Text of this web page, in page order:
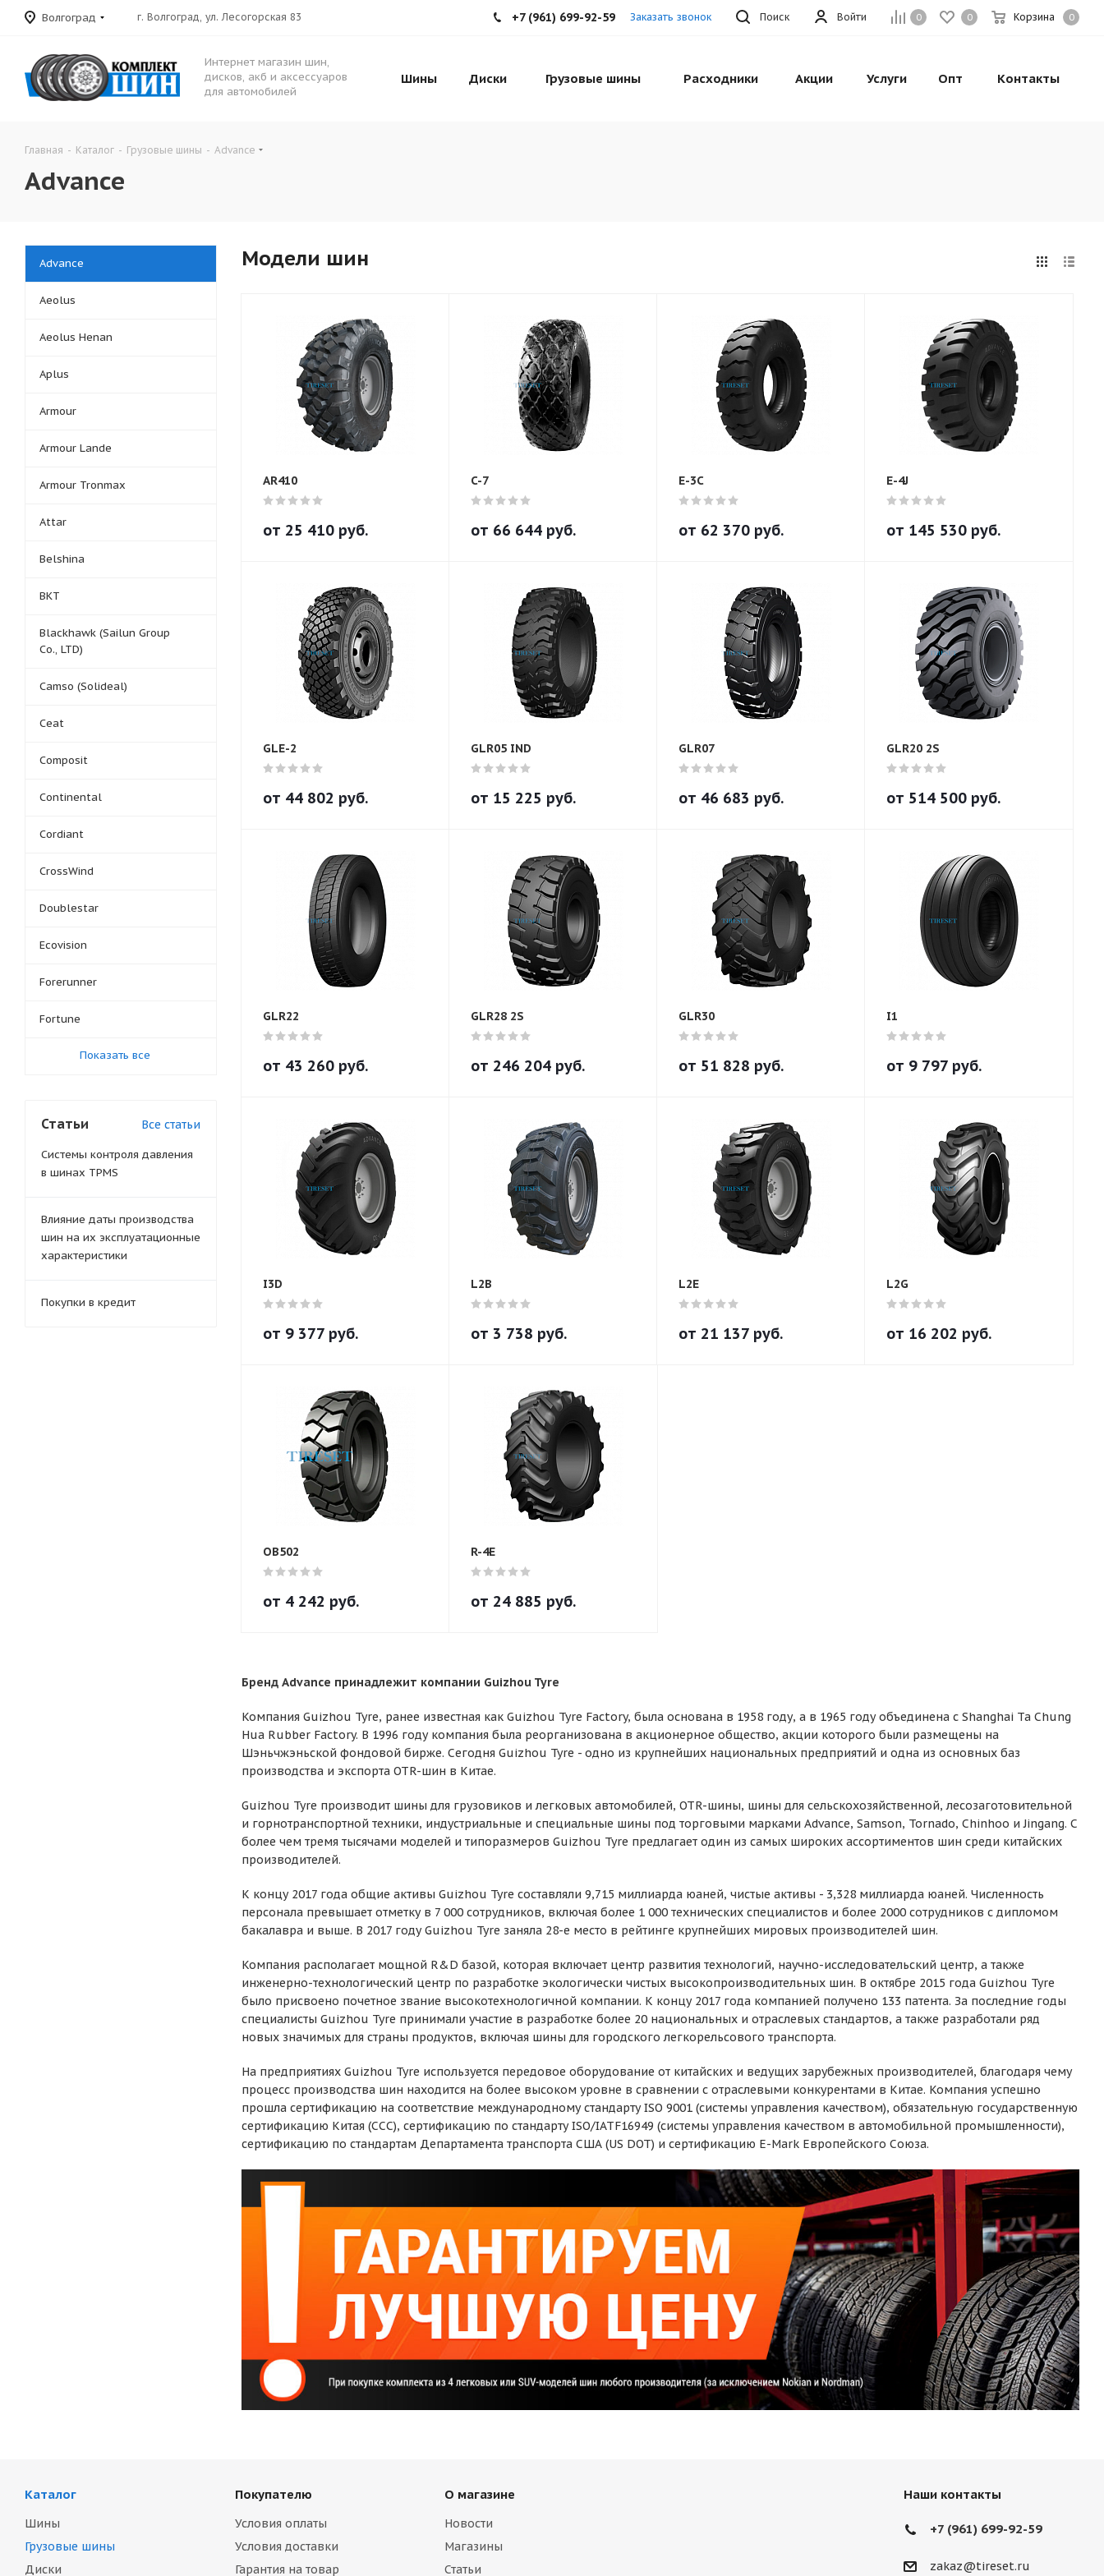
Волгоград 0 0 Корзина 0
Войти
г. Волгоград, ул. Лесогорская 83 Поиск
+7 (961) 699-92-59 Заказать звонок
Интернет магазин шин,
дисков, акб и аксессуаров
для автомобилей
Шины Диски Грузовые шины Расходники Акции Услуги Опт Контакты
Главная - Каталог - Грузовые шины - Advance
Advance
Модели шин
AR410
от 25 410 руб.
C-7
от 66 644 руб.
E-3C
от 62 370 руб.
E-4J
от 145 530 руб.
GLE-2
от 44 802 руб.
GLR05 IND
от 15 225 руб.
GLR07
от 46 683 руб.
GLR20 2S
от 514 500 руб.
GLR22
от 43 260 руб.
GLR28 2S
от 246 204 руб.
GLR30
от 51 828 руб.
I1
от 9 797 руб.
I3D
от 9 377 руб.
L2B
от 3 738 руб.
L2E
от 21 137 руб.
L2G
от 16 202 руб.
OB502
от 4 242 руб.
R-4E
от 24 885 руб.
Бренд Advance принадлежит компании Guizhou Tyre
Компания Guizhou Tyre, ранее известная как Guizhou Tyre Factory, была основана в 1958 году, а в 1965 году объединена с Shanghai Ta Chung
Hua Rubber Factory. В 1996 году компания была реорганизована в акционерное общество, акции которого были размещены на
Шэньчжэньской фондовой бирже. Сегодня Guizhou Tyre - одно из крупнейших национальных предприятий и одна из основных баз
производства и экспорта OTR-шин в Китае.
Guizhou Tyre производит шины для грузовиков и легковых автомобилей, OTR-шины, шины для сельскохозяйственной, лесозаготовительной
и горнотранспортной техники, индустриальные и специальные шины под торговыми марками Advance, Samson, Tornado, Chinhoo и Jingang. С
более чем тремя тысячами моделей и типоразмеров Guizhou Tyre предлагает один из самых широких ассортиментов шин среди китайских
производителей.
К концу 2017 года общие активы Guizhou Tyre составляли 9,715 миллиарда юаней, чистые активы - 3,328 миллиарда юаней. Численность
персонала превышает отметку в 7 000 сотрудников, включая более 1 000 технических специалистов и более 2000 сотрудников с дипломом
бакалавра и выше. В 2017 году Guizhou Tyre заняла 28-е место в рейтинге крупнейших мировых производителей шин.
Компания располагает мощной R&D базой, которая включает центр развития технологий, научно-исследовательский центр, а также
инженерно-технологический центр по разработке экологически чистых высокопроизводительных шин. В октябре 2015 года Guizhou Tyre
было присвоено почетное звание высокотехнологичной компании. К концу 2017 года компанией получено 133 патента. За последние годы
специалисты Guizhou Tyre принимали участие в разработке более 20 национальных и отраслевых стандартов, а также разработали ряд
новых значимых для страны продуктов, включая шины для городского легкорельсового транспорта.
На предприятиях Guizhou Tyre используется передовое оборудование от китайских и ведущих зарубежных производителей, благодаря чему
процесс производства шин находится на более высоком уровне в сравнении с отраслевыми конкурентами в Китае. Компания успешно
прошла сертификацию на соответствие международному стандарту ISO 9001 (системы управления качеством), обязательную государственную
сертификацию Китая (CCC), сертификацию по стандарту ISO/IATF16949 (системы управления качеством в автомобильной промышленности),
сертификацию по стандартам Департамента транспорта США (US DOT) и сертификацию E-Mark Европейского Союза.
Advance
Aeolus
Aeolus Henan
Aplus
Armour
Armour Lande
Armour Tronmax
Attar
Belshina
BKT
Blackhawk (Sailun Group
Co., LTD)
Camso (Solideal)
Ceat
Composit
Continental
Cordiant
CrossWind
Doublestar
Ecovision
Forerunner
Fortune
Показать все
Статьи Все статьи
Системы контроля давления
в шинах TPMS
Влияние даты производства
шин на их эксплуатационные
характеристики
Покупки в кредит
Каталог
Шины
Грузовые шины
Диски
Покупателю
Условия оплаты
Условия доставки
Гарантия на товар
О магазине
Новости
Магазины
Статьи
Наши контакты
+7 (961) 699-92-59
zakaz@tireset.ru